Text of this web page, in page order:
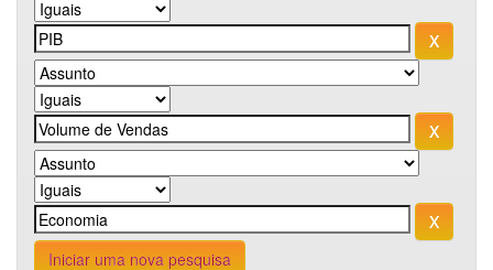
Iniciar uma nova pesquisa